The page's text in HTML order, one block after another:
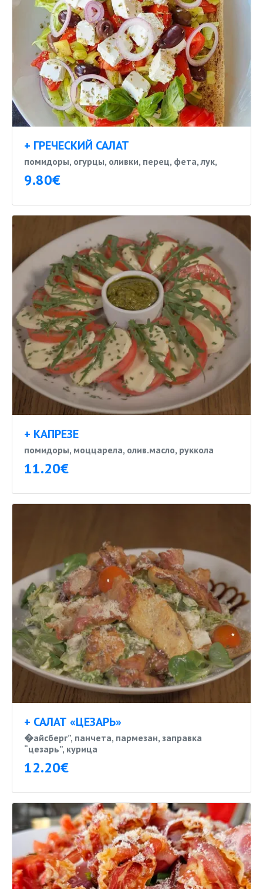
+ ГРЕЧЕСКИЙ САЛАТ
помидоры, огурцы, оливки, перец, фета, лук,
9.80€
+ КАПРЕЗЕ
помидоры, моццарела, олив.масло, руккола
11.20€
+ САЛАТ «ЦЕЗАРЬ»
�айсберг”, панчета, пармезан, заправка
“цезарь”, курица
12.20€